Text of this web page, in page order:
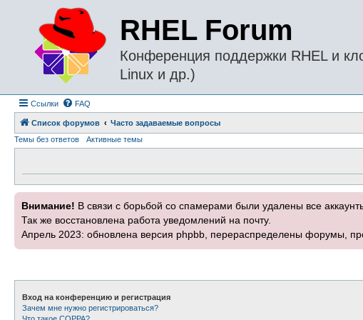
RHEL Forum
Конференция поддержки RHEL и
Linux и др.)
Ссылки FAQ
Список форумов
Часто задаваемые вопросы
Темы без ответов
Активные темы
Внимание! В связи с борьбой со спамерами были удалены все
Так же восстановлена работа уведомлений на почту.
Апрель 2023: обновлена версия phpbb, перераспределены форумы,
Вход на конференцию и регистрация
Зачем мне нужно регистрироваться?